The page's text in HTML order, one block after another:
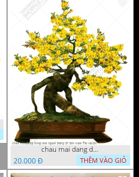
chau mai dang dung cua nguoi trang tri tan xuan file vector
20.000 Đ
THÊM VÀO GIỎ